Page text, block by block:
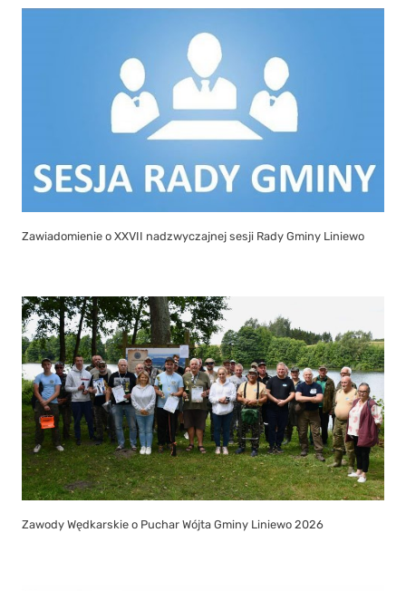
Zawiadomienie o XXVII nadzwyczajnej sesji Rady Gminy Liniewo
Zawody Wędkarskie o Puchar Wójta Gminy Liniewo 2026